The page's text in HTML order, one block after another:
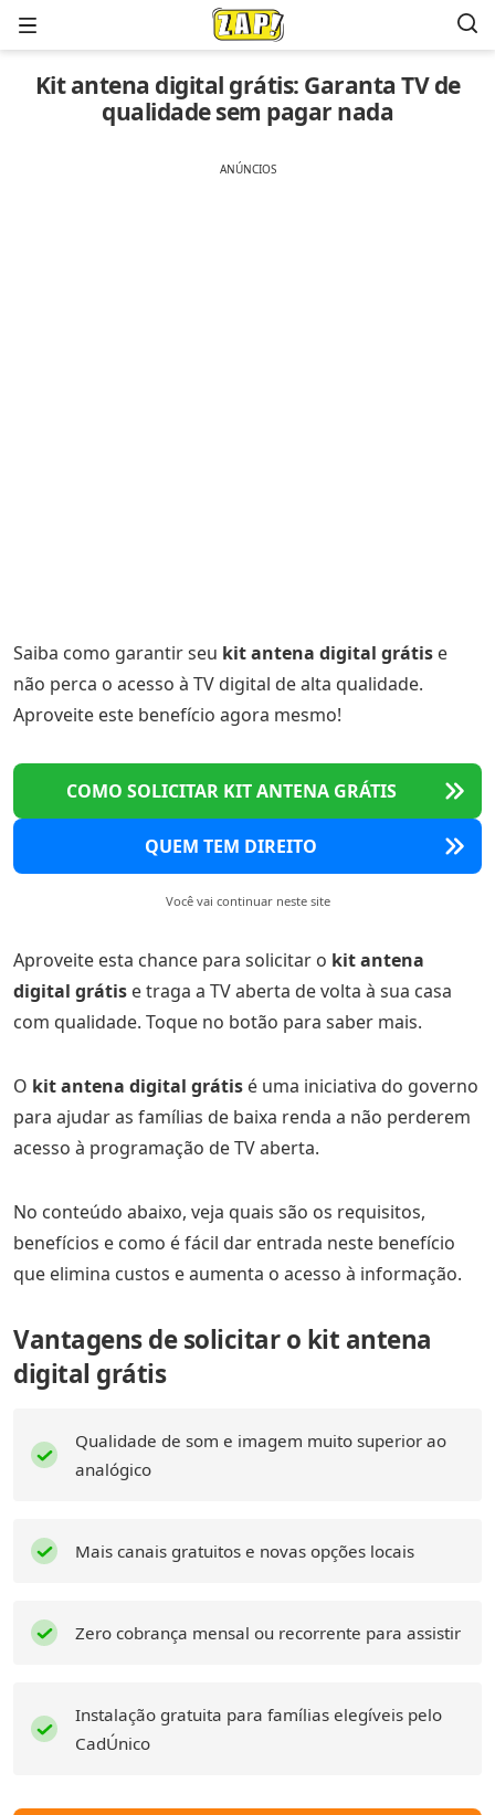
Menu
Kit antena digital grátis: Garanta TV de
qualidade sem pagar nada
ANÚNCIOS
Saiba como garantir seu kit antena digital grátis e
não perca o acesso à TV digital de alta qualidade.
Aproveite este benefício agora mesmo!
COMO SOLICITAR KIT ANTENA GRÁTIS
QUEM TEM DIREITO
Você vai continuar neste site
Aproveite esta chance para solicitar o kit antena
digital grátis e traga a TV aberta de volta à sua casa
com qualidade. Toque no botão para saber mais.
O kit antena digital grátis é uma iniciativa do governo
para ajudar as famílias de baixa renda a não perderem
acesso à programação de TV aberta.
No conteúdo abaixo, veja quais são os requisitos,
benefícios e como é fácil dar entrada neste benefício
que elimina custos e aumenta o acesso à informação.
Vantagens de solicitar o kit antena
digital grátis
Qualidade de som e imagem muito superior ao
analógico
Mais canais gratuitos e novas opções locais
Zero cobrança mensal ou recorrente para assistir
Instalação gratuita para famílias elegíveis pelo
CadÚnico